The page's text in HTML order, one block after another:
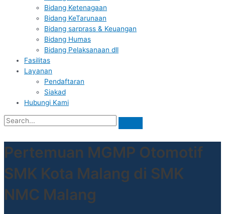
Bidang Ketenagaan
Bidang KeTarunaan
Bidang sarprass & Keuangan
Bidang Humas
Bidang Pelaksanaan dll
Fasilitas
Layanan
Pendaftaran
Siakad
Hubungi Kami
Pertemuan MGMP Otomotif
SMK Kota Malang di SMK
NMC Malang